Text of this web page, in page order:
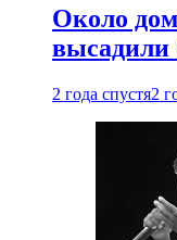
Около
высадили
2 года спустя2